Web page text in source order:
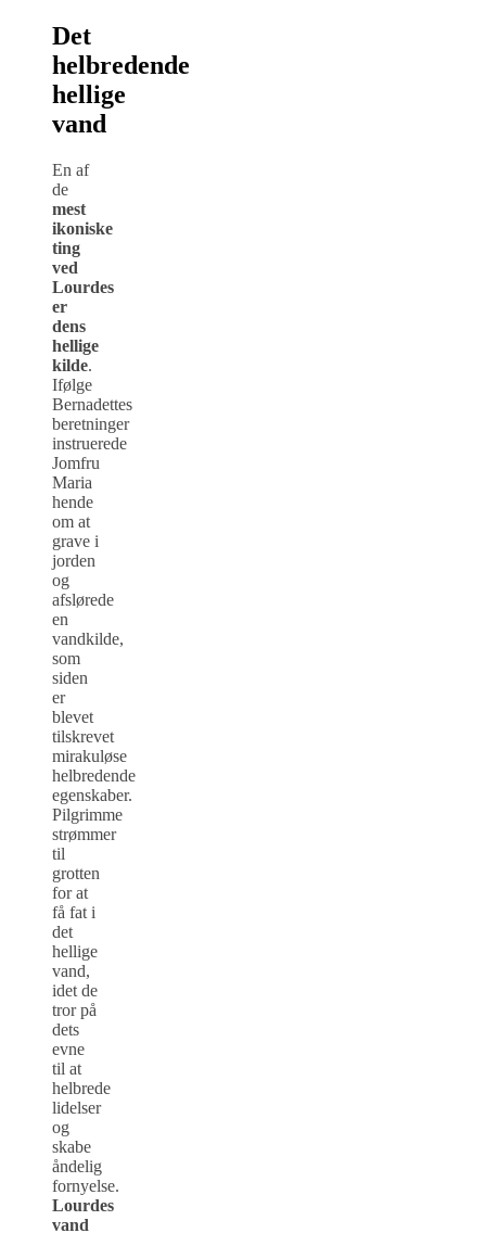
Det
helbredende
hellige
vand
En af
de
mest
ikoniske
ting
ved
Lourdes
er
dens
hellige
kilde.
Ifølge
Bernadettes
beretninger
instruerede
Jomfru
Maria
hende
om at
grave i
jorden
og
afslørede
en
vandkilde,
som
siden
er
blevet
tilskrevet
mirakuløse
helbredende
egenskaber.
Pilgrimme
strømmer
til
grotten
for at
få fat i
det
hellige
vand,
idet de
tror på
dets
evne
til at
helbrede
lidelser
og
skabe
åndelig
fornyelse.
Lourdes
vand